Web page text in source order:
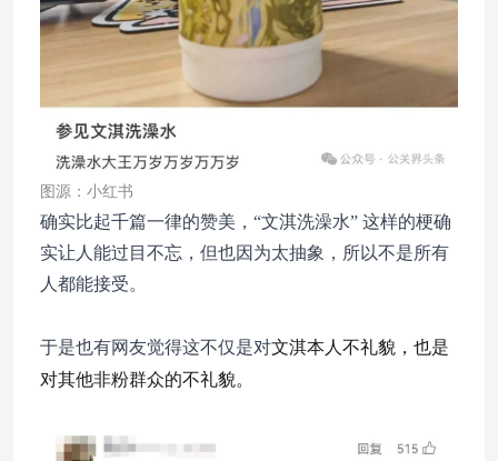
图源：小红书
确实比起千篇一律的赞美，“文淇洗澡水” 这样的梗确
实让人能过目不忘，但也因为太抽象，所以不是所有
人都能接受。
于是也有网友觉得这不仅是对文淇本人不礼貌，也是
对其他非粉群众的不礼貌。